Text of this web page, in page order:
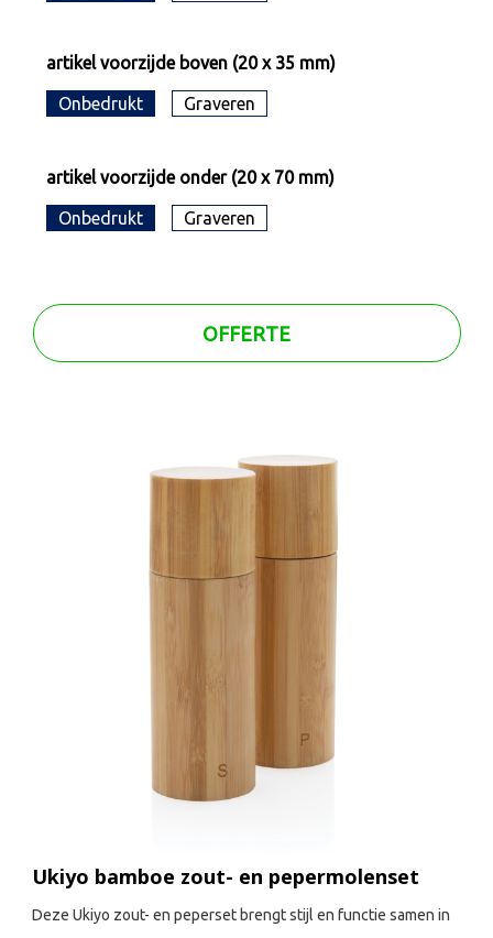
artikel voorzijde boven (20 x 35 mm)
Onbedrukt Graveren
artikel voorzijde onder (20 x 70 mm)
Onbedrukt Graveren
OFFERTE
Ukiyo bamboe zout- en pepermolenset
Deze Ukiyo zout- en peperset brengt stijl en functie samen in